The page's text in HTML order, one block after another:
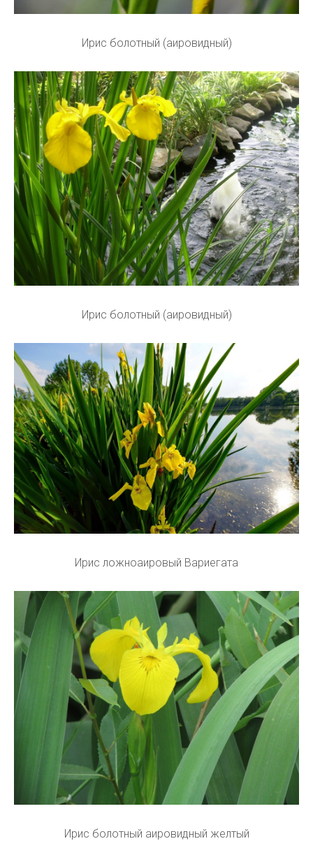
Ирис болотный (аировидный)
Ирис болотный (аировидный)
Ирис ложноаировый Вариегата
Ирис болотный аировидный желтый